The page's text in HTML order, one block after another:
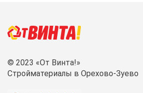
© 2023 «От Винта!»
Стройматериалы в Орехово-Зуево